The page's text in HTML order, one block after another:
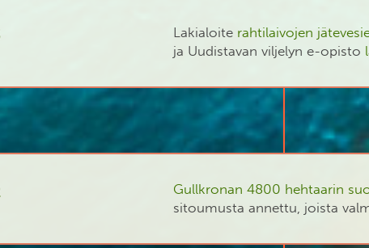
Lakialoite rahtilaivojen
ja Uudistavan viljelyn e-opisto
Gullkronan 4800 hehtaarin
sitoumusta annettu, joista